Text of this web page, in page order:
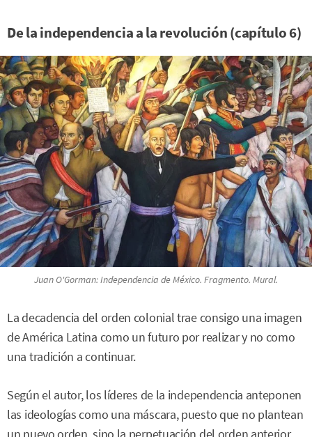
De la independencia a la revolución (capítulo 6)
Juan O'Gorman: Independencia de México. Fragmento. Mural.
La decadencia del orden colonial trae consigo una imagen
de América Latina como un futuro por realizar y no como
una tradición a continuar.
Según el autor, los líderes de la independencia anteponen
las ideologías como una máscara, puesto que no plantean